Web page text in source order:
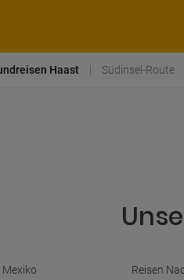
Haast Südinsel-Route
Mexiko Reisen